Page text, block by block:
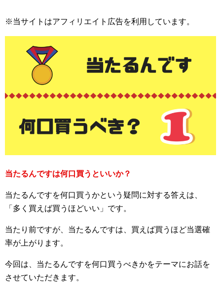
※当サイトはアフィリエイト広告を利用しています。
当たるんですは何口買うといいか？
当たるんですを何口買うかという疑問に対する答えは、
「多く買えば買うほどいい」です。
当たり前ですが、当たるんですは、買えば買うほど当選確
率が上がります。
今回は、当たるんですを何口買うべきかをテーマにお話を
させていただきます。